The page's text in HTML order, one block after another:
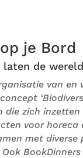
je Bord
laten de
van en
die zich inzetten
voor
met diverse
Ook